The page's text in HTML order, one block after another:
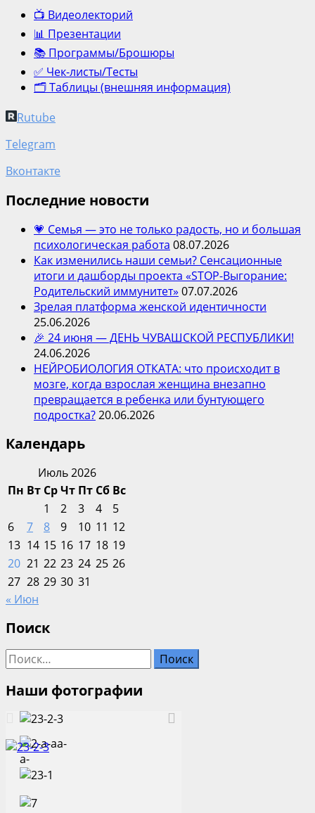
компетентности
специалистов
образовательных
учреждений
г.
Чебоксары
📺 Видеолекторий
📊 Презентации
📚 Программы/Брошюры
✅ Чек-листы/Тесты
🗂️ Таблицы (внешняя информация)
Rutube
Telegram
Вконтакте
Последние новости
💗 Семья — это не только радость, но и большая
психологическая работа 08.07.2026
Как изменились наши семьи? Сенсационные
итоги и дашборды проекта «STOP-Выгорание:
Родительский иммунитет» 07.07.2026
Зрелая платформа женской идентичности
25.06.2026
🎉 24 июня — ДЕНЬ ЧУВАШСКОЙ РЕСПУБЛИКИ!
24.06.2026
НЕЙРОБИОЛОГИЯ ОТКАТА: что происходит в
мозге, когда взрослая женщина внезапно
превращается в ребенка или бунтующего
подростка?20.06.2026
Календарь
Июль 2026
Пн Вт СрЧт Пт Сб Вс
1
2 3 4
5
6
7 8 9 10 11 12
13 14 15 16 17 18 19
20 21 22 23 24 25 26
27 28 29 30 31
« Июн
Поиск
Найти:
Наши фотографии